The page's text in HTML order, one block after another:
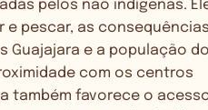
pelos não indígenas.
pescar, as consequências
Guajajara e a população do
com os centros
também favorece o